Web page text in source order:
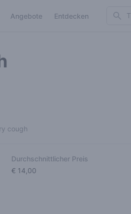
Angebote Entdecken Search
cough
Durchschnittlicher Preis
€ 14,00